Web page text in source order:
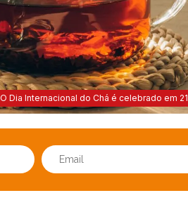
O Dia Internacional do Chá é celebrado em